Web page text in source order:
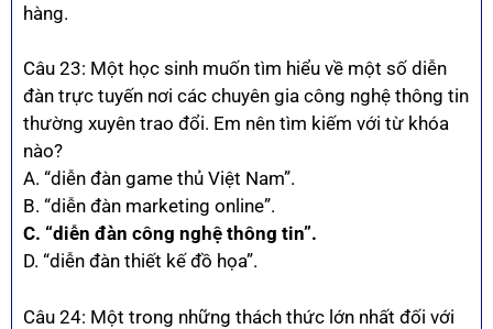
hàng.
Câu 23: Một học sinh muốn tìm hiểu về một số diễn
đàn trực tuyến nơi các chuyên gia công nghệ thông tin
thường xuyên trao đổi. Em nên tìm kiếm với từ khóa
nào?
A. “diễn đàn game thủ Việt Nam”.
B. “diễn đàn marketing online”.
C. “diễn đàn công nghệ thông tin”.
D. “diễn đàn thiết kế đồ họa”.
Câu 24: Một trong những thách thức lớn nhất đối với